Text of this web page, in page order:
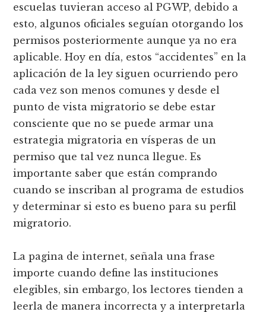
escuelas tuvieran acceso al PGWP, debido a
esto, algunos oficiales seguían otorgando los
permisos posteriormente aunque ya no era
aplicable. Hoy en día, estos “accidentes” en la
aplicación de la ley siguen ocurriendo pero
cada vez son menos comunes y desde el
punto de vista migratorio se debe estar
consciente que no se puede armar una
estrategia migratoria en vísperas de un
permiso que tal vez nunca llegue. Es
importante saber que están comprando
cuando se inscriban al programa de estudios
y determinar si esto es bueno para su perfil
migratorio.
La pagina de internet, señala una frase
importe cuando define las instituciones
elegibles, sin embargo, los lectores tienden a
leerla de manera incorrecta y a interpretarla